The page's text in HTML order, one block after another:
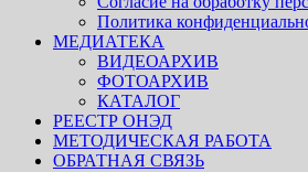
Политика
МЕДИАТЕКА
ВИДЕОАРХИВ
ФОТОАРХИВ
КАТАЛОГ
РЕЕСТР ОНЭД
МЕТОДИЧЕСКАЯ РАБОТА
ОБРАТНАЯ СВЯЗЬ